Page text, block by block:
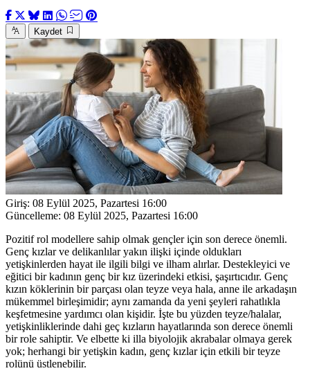
Kaydet
Giriş: 08 Eylül 2025, Pazartesi 16:00
Güncelleme: 08 Eylül 2025, Pazartesi 16:00
Pozitif rol modellere sahip olmak gençler için son derece önemli.
Genç kızlar ve delikanlılar yakın ilişki içinde oldukları
yetişkinlerden hayat ile ilgili bilgi ve ilham alırlar. Destekleyici ve
eğitici bir kadının genç bir kız üzerindeki etkisi, şaşırtıcıdır. Genç
kızın köklerinin bir parçası olan teyze veya hala, anne ile arkadaşın
mükemmel birleşimidir; aynı zamanda da yeni şeyleri rahatlıkla
keşfetmesine yardımcı olan kişidir. İşte bu yüzden teyze/halalar,
yetişkinliklerinde dahi geç kızların hayatlarında son derece önemli
bir role sahiptir. Ve elbette ki illa biyolojik akrabalar olmaya gerek
yok; herhangi bir yetişkin kadın, genç kızlar için etkili bir teyze
rolünü üstlenebilir.